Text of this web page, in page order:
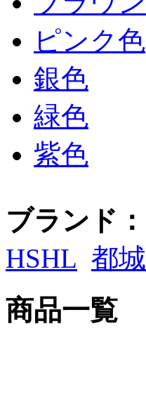
ピンク色
銀色
緑色
紫色
ブランド：
HSHL 都城
商品一覧